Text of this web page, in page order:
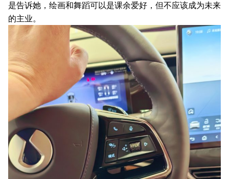
是告诉她，绘画和舞蹈可以是课余爱好，但不应该成为未来
的主业。